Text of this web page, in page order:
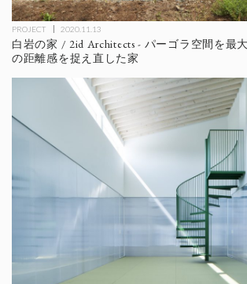
PROJECT 2020.11.13
白岩の家 / 2id Architects - パーゴラ空間を最
の距離感を捉え直した家